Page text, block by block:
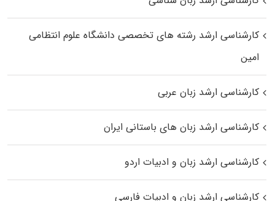
کارشناسی ارشد رﺷﺘﻪ ﻫﺎی تخصصی داﻧﺸﮕﺎه ﻋﻠﻮم انتظامی
اﻣﻴﻦ
کارشناسی ارشد زبان عربی
کارشناسی ارشد زبان‌ های باستانی ایران
کارشناسی ارشد زبان و ادبیات اردو
کارشناسی ارشد زبان و ادبیات فارسی